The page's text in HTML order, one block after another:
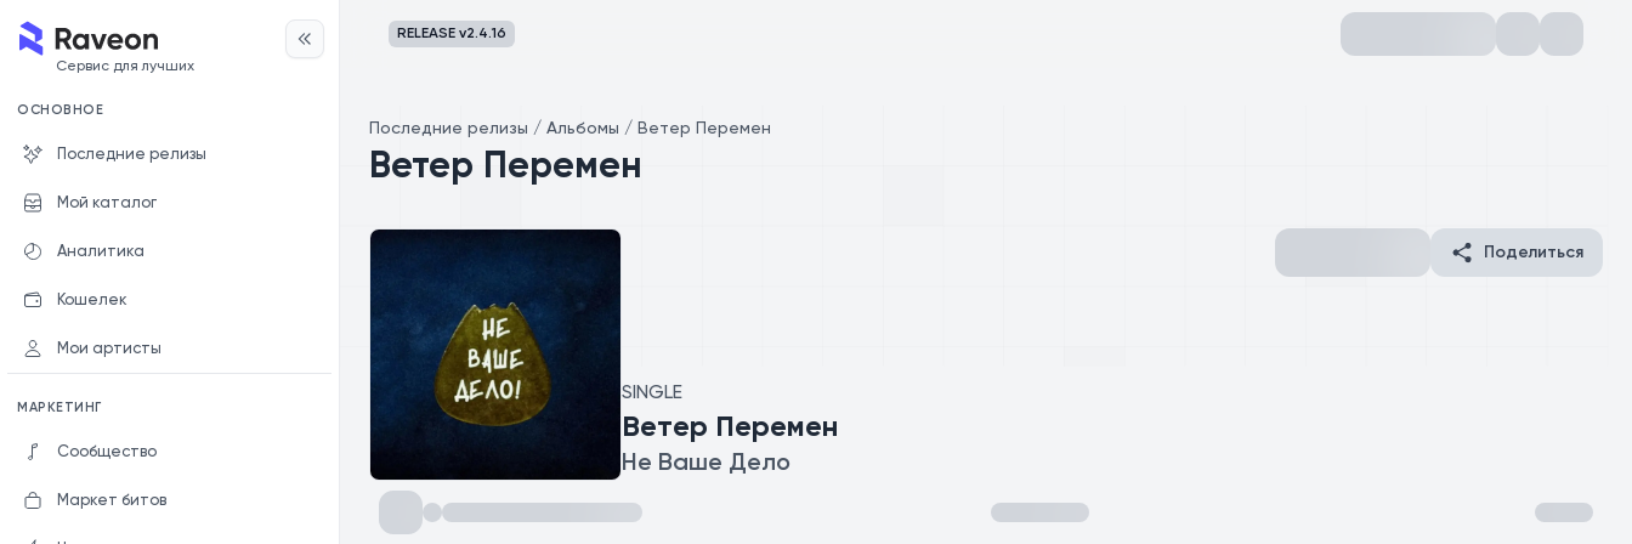
Сервис для лучших
ОСНОВНОЕ
Последние релизы
Мой каталог
Аналитика
Кошелек
Мои артисты
МАРКЕТИНГ
Сообщество
Маркет битов
RELEASE v2.4.16
Последние релизы / Альбомы / Ветер Перемен
Ветер Перемен
SINGLE
Ветер Перемен
Не Ваше Дело
Поделиться